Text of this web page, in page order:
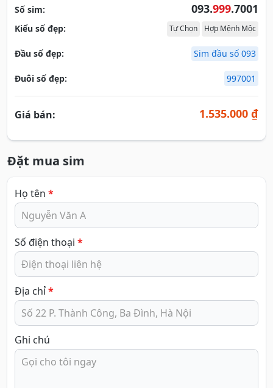
Số sim:
093.999.7001
Kiểu số đẹp: Tự Chọn Hợp Mệnh Mộc
Đầu số đẹp: Sim đầu số 093
Đuôi số đẹp: 997001
Giá bán: 1.535.000 ₫
Đặt mua sim
Họ tên *
Số điện thoại *
Địa chỉ*
Ghi chú